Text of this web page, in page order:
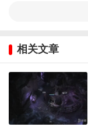
相关文章